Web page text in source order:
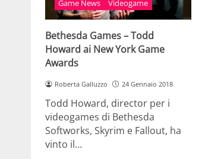
Game News Videogame
Bethesda Games – Todd
Howard ai New York Game
Awards
Roberta Galluzzo 24 Gennaio 2018
Todd Howard, director per i
videogames di Bethesda
Softworks, Skyrim e Fallout, ha
vinto il…